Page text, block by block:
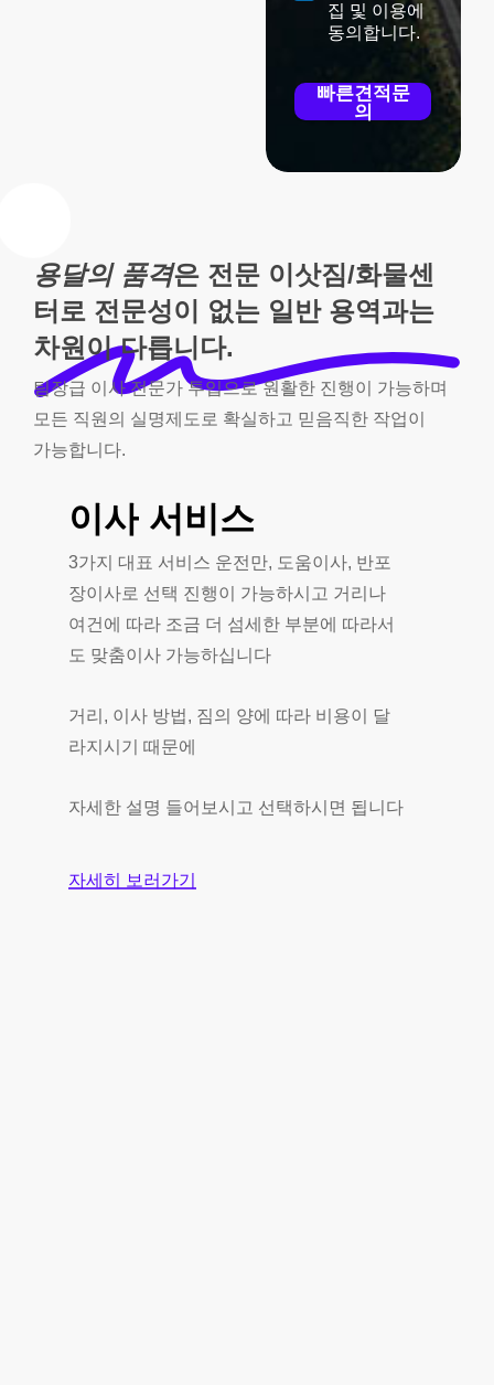
집 및 이용에
동의합니다.
빠른견적문
의
용달의 품격은 전문 이삿짐/화물센
터로 전문성이 없는 일반 용역과는
차원이 다릅니다.
팀장급 이사 전문가 투입으로 원활한 진행이
가능하며
모든 직원의 실명제도로 확실하고 믿음직한 작업이
가능합니다.
이사 서비스
3가지 대표 서비스 운전만, 도움이사, 반포
장이사로 선택 진행이 가능하시고 거리나
여건에 따라 조금 더 섬세한 부분에 따라서
도 맞춤이사 가능하십니다
거리, 이사 방법, 짐의 양에 따라 비용이 달
라지시기 때문에
자세한 설명 들어보시고 선택하시면 됩니다
자세히 보러가기